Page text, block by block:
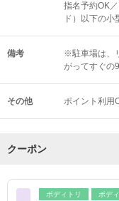
指名予約OK
ド）以下の小
備考
※駐車場は、
がってすぐの
その他 ポイント利用
クーポン
ボディトリ ボデ